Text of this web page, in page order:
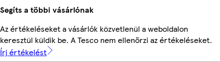
Segíts a többi vásárlónak
Az értékeléseket a vásárlók közvetlenül a weboldalon
keresztül küldik be. A Tesco nem ellenőrzi az értékeléseket.
Írj értékelést